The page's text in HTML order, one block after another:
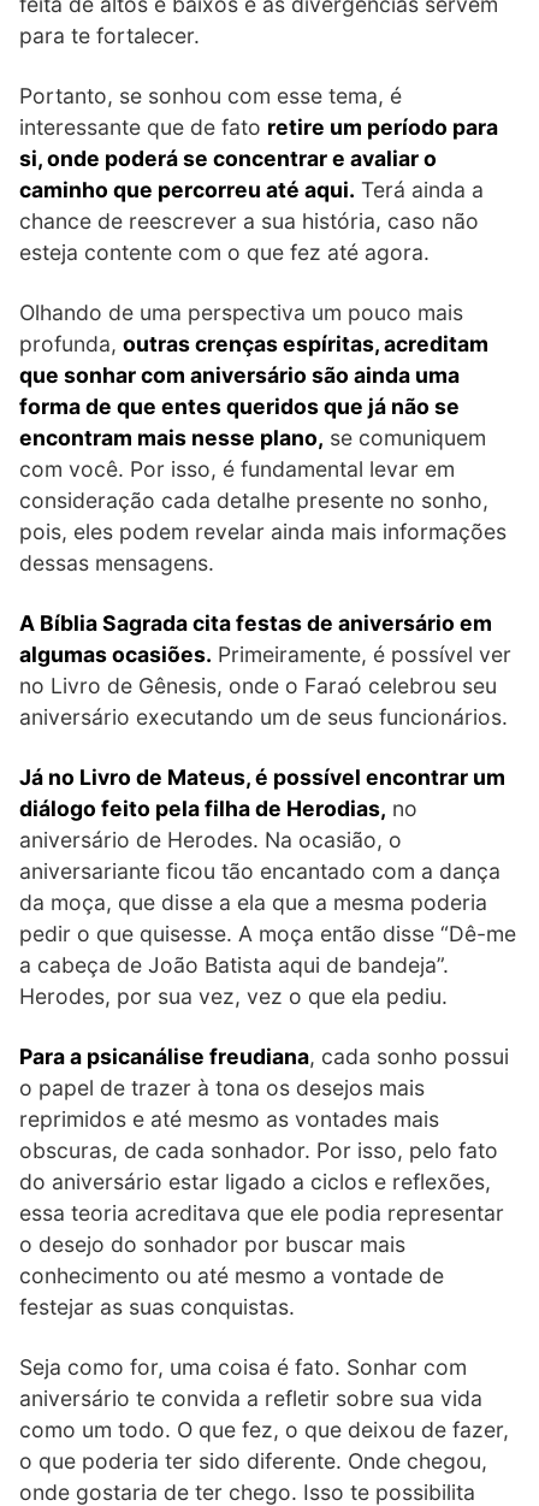
para te fortalecer.
Portanto, se sonhou com esse tema, é
interessante que de fato retire um período para
si, onde poderá se concentrar e avaliar o
caminho que percorreu até aqui. Terá ainda a
chance de reescrever a sua história, caso não
esteja contente com o que fez até agora.
Olhando de uma perspectiva um pouco mais
profunda, outras crenças espíritas, acreditam
que sonhar com aniversário são ainda uma
forma de que entes queridos que já não se
encontram mais nesse plano, se comuniquem
com você. Por isso, é fundamental levar em
consideração cada detalhe presente no sonho,
pois, eles podem revelar ainda mais informações
dessas mensagens.
A Bíblia Sagrada cita festas de aniversário em
algumas ocasiões. Primeiramente, é possível ver
no Livro de Gênesis, onde o Faraó celebrou seu
aniversário executando um de seus funcionários.
Já no Livro de Mateus, é possível encontrar um
diálogo feito pela filha de Herodias, no
aniversário de Herodes. Na ocasião, o
aniversariante ficou tão encantado com a dança
da moça, que disse a ela que a mesma poderia
pedir o que quisesse. A moça então disse “Dê-me
a cabeça de João Batista aqui de bandeja”.
Herodes, por sua vez, vez o que ela pediu.
Para a psicanálise freudiana, cada sonho possui
o papel de trazer à tona os desejos mais
reprimidos e até mesmo as vontades mais
obscuras, de cada sonhador. Por isso, pelo fato
do aniversário estar ligado a ciclos e reflexões,
essa teoria acreditava que ele podia representar
o desejo do sonhador por buscar mais
conhecimento ou até mesmo a vontade de
festejar as suas conquistas.
Seja como for, uma coisa é fato. Sonhar com
aniversário te convida a refletir sobre sua vida
como um todo. O que fez, o que deixou de fazer,
o que poderia ter sido diferente. Onde chegou,
onde gostaria de ter chego. Isso te possibilita